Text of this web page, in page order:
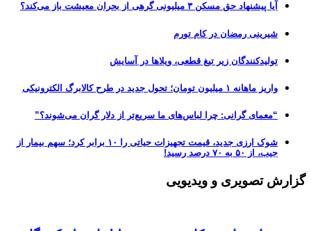
آیا پیشنهاد حق مسکن ۳ میلیونی گرهی از بحران معیشت باز می‌کند؟
شیرینی رمضان در کام تورم
تولیدکنندگان زیر تیغ قطعی، ویلاها در آسایش
واریز ماهانه ۱ میلیون تومان؛ تحول جدید در طرح کالابرگ الکترونیکی
“معمای گرانی: چرا لباس‌های ما سریع‌تر از دلار گران می‌شوند؟”
شوک ارزی جدید، قیمت تجهیزات حیاتی را ۱۰ برابر کرد؛ سهم بیمار از
جیب، از ۵۰ به ۷۰ درصد رسید!
گزارش تصویری و ویدیویی